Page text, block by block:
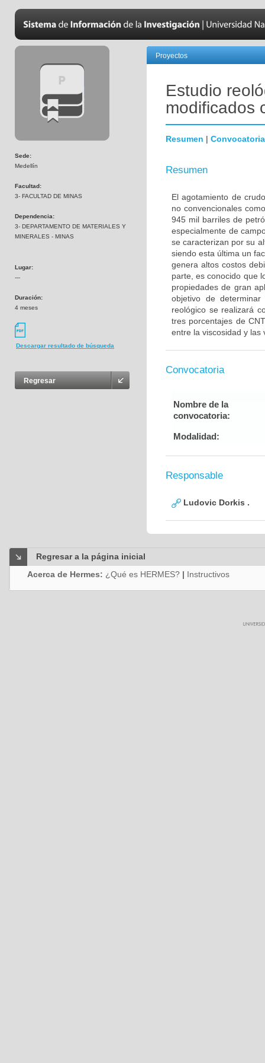
Sede:
Medellín
Facultad:
3- FACULTAD DE MINAS
Dependencia:
3- DEPARTAMENTO DE MATERIALES Y
MINERALES - MINAS
Lugar:
---
Duración:
4 meses
Descargar resultado de búsqueda
Regresar
Proyectos
Estudio
modificados
Resumen | Convocatoria
Resumen
El agotamiento de
no convencionales
945 mil barriles de
especialmente de
se caracterizan por su
siendo esta última un
genera altos costos
parte, es conocido que
propiedades de gran
objetivo de
reológico se realizará
tres porcentajes de
entre la viscosidad y las
Convocatoria
Nombre de la
convocatoria:
Modalidad:
Responsable
Ludovic Dorkis .
Regresar a la página inicial
Acerca de Hermes: ¿Qué es HERMES? | Instructivos